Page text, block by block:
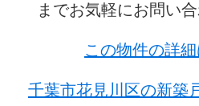
までお気軽にお問い
この物件の詳
千葉市花見川区の新築